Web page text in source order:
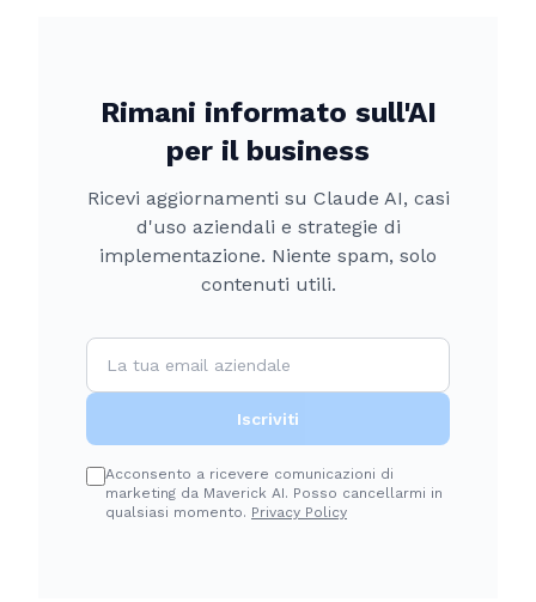
Rimani informato sull'AI
per il business
Ricevi aggiornamenti su Claude AI, casi
d'uso aziendali e strategie di
implementazione. Niente spam, solo
contenuti utili.
Iscriviti
Acconsento a ricevere comunicazioni di
marketing da Maverick AI. Posso cancellarmi in
qualsiasi momento. Privacy Policy